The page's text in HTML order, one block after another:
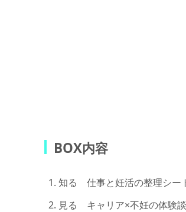
BOX内容
知る 仕事と妊活の整理シー
見る キャリア×不妊の体験談